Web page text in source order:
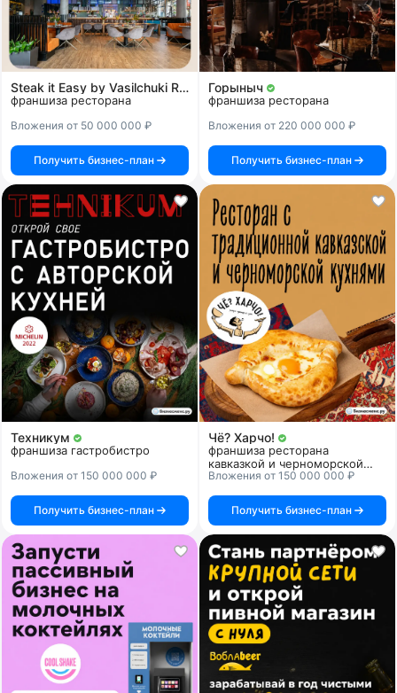
Steak it Easy by Vasilchuki Restaurant Group
франшиза ресторана
Вложения от 50 000 000 ₽
Получить бизнес-план
Горыныч
франшиза ресторана
Вложения от 220 000 000 ₽
Получить бизнес-план
Техникум
франшиза гастробистро
Вложения от 150 000 000 ₽
Получить бизнес-план
Чё? Харчо!
франшиза ресторана
кавказкой и черноморской
кухни
Вложения от 150 000 000 ₽
Получить бизнес-план